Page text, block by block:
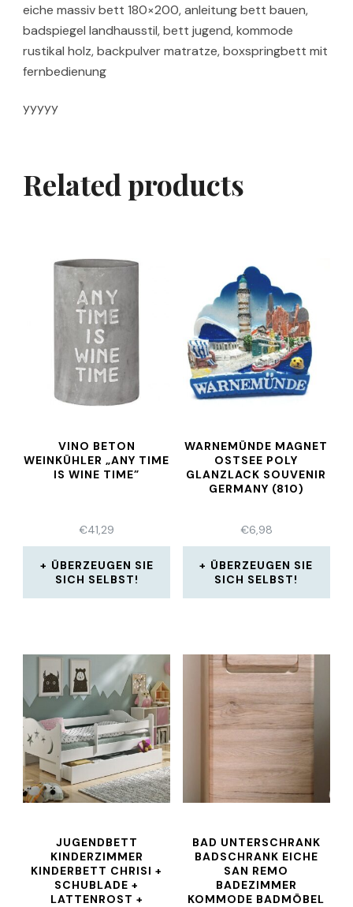
eiche massiv bett 180×200, anleitung bett bauen,
badspiegel landhausstil, bett jugend, kommode
rustikal holz, backpulver matratze, boxspringbett mit
fernbedienung
yyyyy
Related products
VINO BETON
WEINKÜHLER „ANY TIME
IS WINE TIME”
€41,29
ÜBERZEUGEN SIE
SICH SELBST!
WARNEMÜNDE MAGNET
OSTSEE POLY
GLANZLACK SOUVENIR
GERMANY (810)
€6,98
ÜBERZEUGEN SIE
SICH SELBST!
JUGENDBETT
KINDERZIMMER
KINDERBETT CHRISI +
SCHUBLADE +
LATTENROST +
BAD UNTERSCHRANK
BADSCHRANK EICHE
SAN REMO
BADEZIMMER
KOMMODE BADMÖBEL